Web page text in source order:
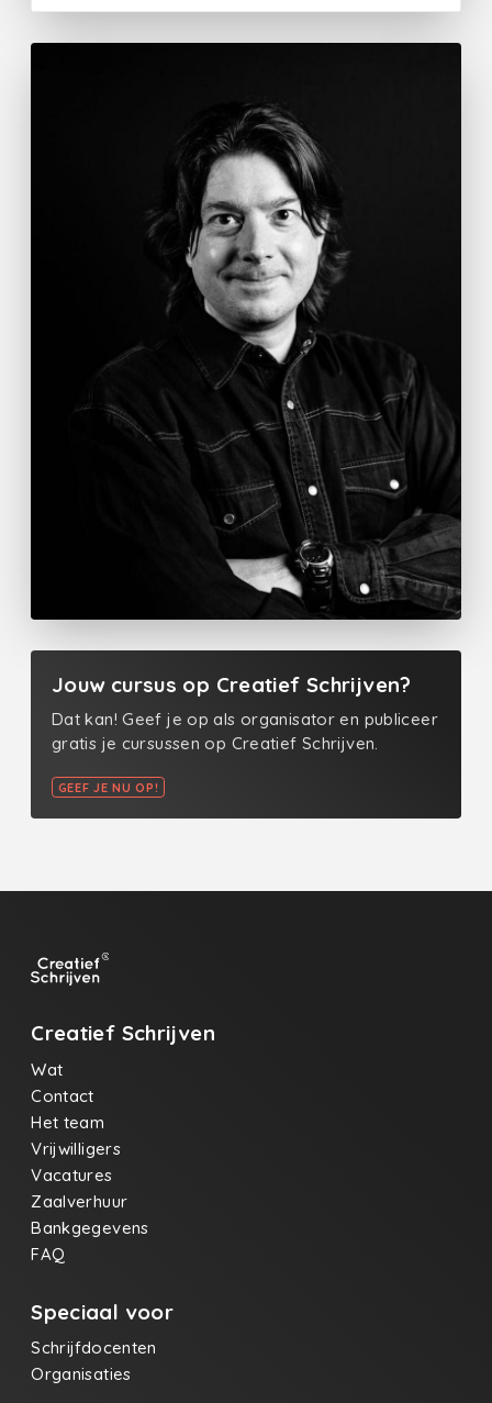
Jouw cursus op Creatief Schrijven?
Dat kan! Geef je op als organisator en publiceer
gratis je cursussen op Creatief Schrijven.
GEEF JE NU OP!
Creatief Schrijven
Wat
Contact
Het team
Vrijwilligers
Vacatures
Zaalverhuur
Bankgegevens
FAQ
Speciaal voor
Schrijfdocenten
Organisaties